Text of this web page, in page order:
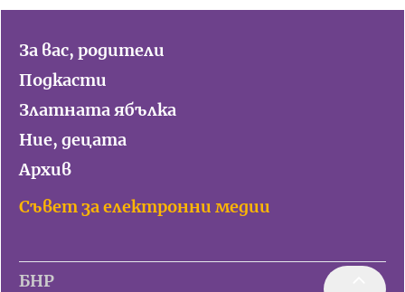
За вас, родители
Подкасти
Златната ябълка
Ние, децата
Архив
Съвет за електронни медии
БНР